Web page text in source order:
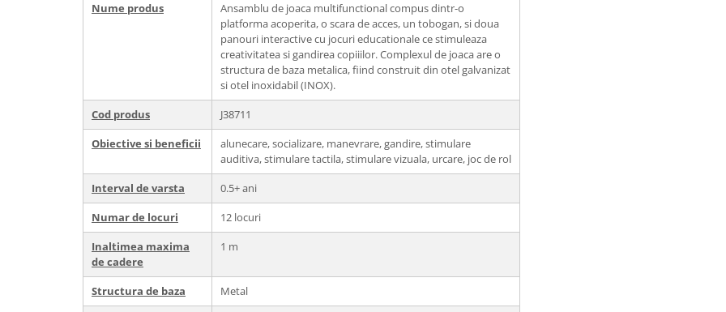
Nume produs
Ansamblu de joaca multifunctional compus dintr-o
platforma acoperita, o scara de acces, un tobogan, si doua
panouri interactive cu jocuri educationale ce stimuleaza
creativitatea si gandirea copiiilor. Complexul de joaca are o
structura de baza metalica, fiind construit din otel galvanizat
si otel inoxidabil (INOX).
Cod produs
J38711
Obiective si beneficii
alunecare, socializare, manevrare, gandire, stimulare
auditiva, stimulare tactila, stimulare vizuala, urcare, joc de rol
Interval de varsta
0.5+ ani
Numar de locuri
12 locuri
Inaltimea maxima
de cadere
1 m
Structura de baza
Metal